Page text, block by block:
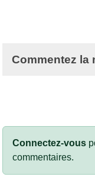
Commentez la
Connectez-vous
commentaires.